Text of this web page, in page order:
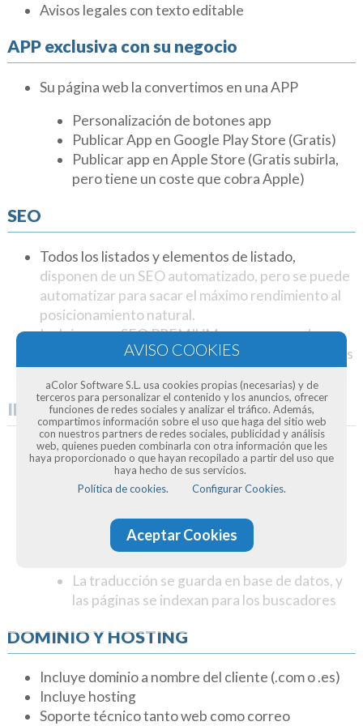
Avisos legales con texto editable
APP exclusiva con su negocio
Su página web la convertimos en una APP
Personalización de botones app
Publicar App en Google Play Store (Gratis)
Publicar app en Apple Store (Gratis subirla,
pero tiene un coste que cobra Apple)
SEO
Todos los listados y elementos de listado,
disponen de un SEO automatizado, pero se puede
automatizar para sacar el máximo rendimiento al
posicionamiento natural.
Incluimos un SEO PREMIUM para que puedas
posicionar cinco frases clave en cinco poblaciones
o barrios cercanos
IDIOMAS
Traductor automático
Traduce en cinco idiomas: Del español al
Se pueden corregir errores de traducción,
enseñando a que no se repitan errores de
La traducción se guarda en base de datos, y
las páginas se indexan para los buscadores
DOMINIO Y HOSTING
Incluye dominio a nombre del cliente (.com o .es)
Incluye hosting
Soporte técnico tanto web como correo
aColor Software S.L. usa cookies propias (necesarias) y de
terceros para personalizar el contenido y los anuncios, ofrecer
funciones de redes sociales y analizar el tráfico. Además,
compartimos información sobre el uso que haga del sitio web
con nuestros partners de redes sociales, publicidad y análisis
web, quienes pueden combinarla con otra información que les
haya proporcionado o que hayan recopilado a partir del uso que
haya hecho de sus servicios.
Política de cookies.
Configurar Cookies.
Aceptar Cookies